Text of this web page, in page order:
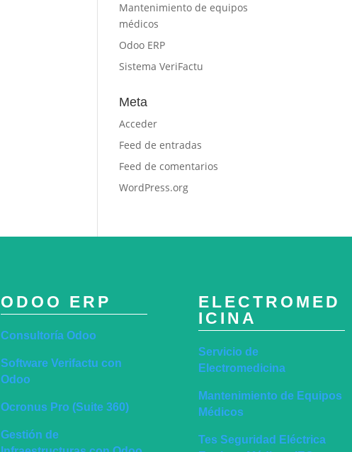
Mantenimiento de equipos
médicos
Odoo ERP
Sistema VeriFactu
Meta
Acceder
Feed de entradas
Feed de comentarios
WordPress.org
ODOO ERP
Consultoría Odoo
Software Verifactu con
Odoo
Ocronus Pro (Suite 360)
Gestión de
ELECTROMED
ICINA
Servicio de
Electromedicina
Mantenimiento de Equipos
Médicos
Tes Seguridad Eléctrica